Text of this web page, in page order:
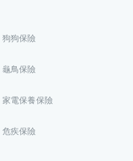
狗狗保險
龜鳥保險
家電保養保險
危疾保險